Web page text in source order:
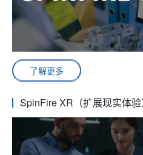
了解更多
SpinFire XR（扩展现实体验